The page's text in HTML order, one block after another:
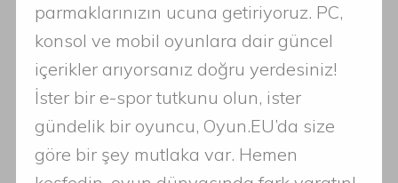
parmaklarınızın ucuna getiriyoruz. PC,
konsol ve mobil oyunlara dair güncel
içerikler arıyorsanız doğru yerdesiniz!
İster bir e-spor tutkunu olun, ister
gündelik bir oyuncu, Oyun.EU’da size
göre bir şey mutlaka var. Hemen